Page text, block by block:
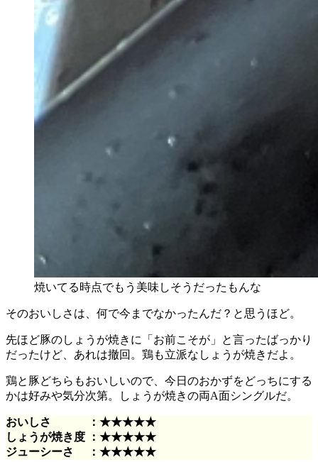
焼いてる時点でもう美味しそうだったもんな
そのおいしさは、何で今までなかったんだ？と思うほど。
先ほど豚のしょうが焼きに「お前こそが」と言ったばっかり
だったけど、あれは撤回。鶏も立派なしょうが焼きだよ。
鶏と豚どちらもおいしいので、今日のおかずをどっちにする
かは好みや気分次第。しょうが焼きの両A面シングルだ。
おいしさ ：★★★★★
しょうが焼き度 ：★★★★★
ジューシーさ ：★★★★★